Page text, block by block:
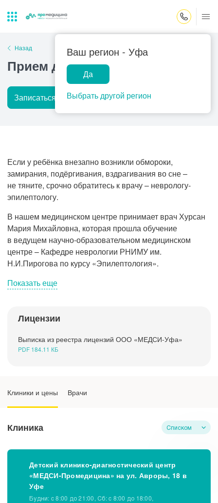
Ваш регион - Уфа
Да
Выбрать другой регион
Лабораторная
диагностика
ПроМедицина
онлайн
Закрыть поиск
Популярные запросы
Прием врача-гинеколога
Прием врача-невролога
Прием врача-стоматолога
Рентгенология
Назад
Прием детского эпилептолога
Записаться на прием Подробнее
Если у ребёнка внезапно возникли обмороки,
замирания, подёргивания, вздрагивания во сне –
не тяните, срочно обратитесь к врачу – неврологу-
эпилептологу.
В нашем медицинском центре принимает врач Хурсан
Мария Михайловна, которая прошла обучение
в ведущем научно-образовательном медицинском
центре – Кафедре неврологии РНИМУ им.
Н.И.Пирогова по курсу «Эпилептология».
По каким вопросам можно обратиться к
врачу
Из-за чего возникает эпилепсия
Чем опасна эпилепсия у детей
Подтвердили эпилепсию, что делать
Показать еще
Лицензии
Выписка из реестра лицензий ООО «МЕДСИ-Уфа»
PDF 184.11 КБ
Клиники и цены Врачи
Клиника Списком
Детский клинико-диагностический центр
«МЕДСИ-Промедицина» на ул. Авроры, 18 в
Уфе
Будни: c 8:00 до 21:00, Сб: c 8:00 до 18:00,